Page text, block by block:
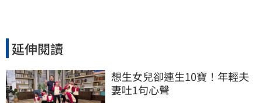
延伸閱讀
想生女兒卻連生10寶！年輕夫
妻吐1句心聲